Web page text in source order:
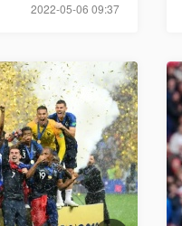
2022-05-06 09:37